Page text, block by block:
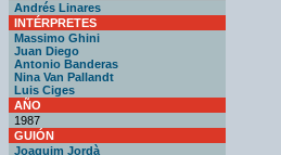
Andrés Linares
INTÉRPRETES
Massimo Ghini
Juan Diego
Antonio Banderas
Nina Van Pallandt
Luis Ciges
AÑO
1987
GUIÓN
Joaquim Jordà